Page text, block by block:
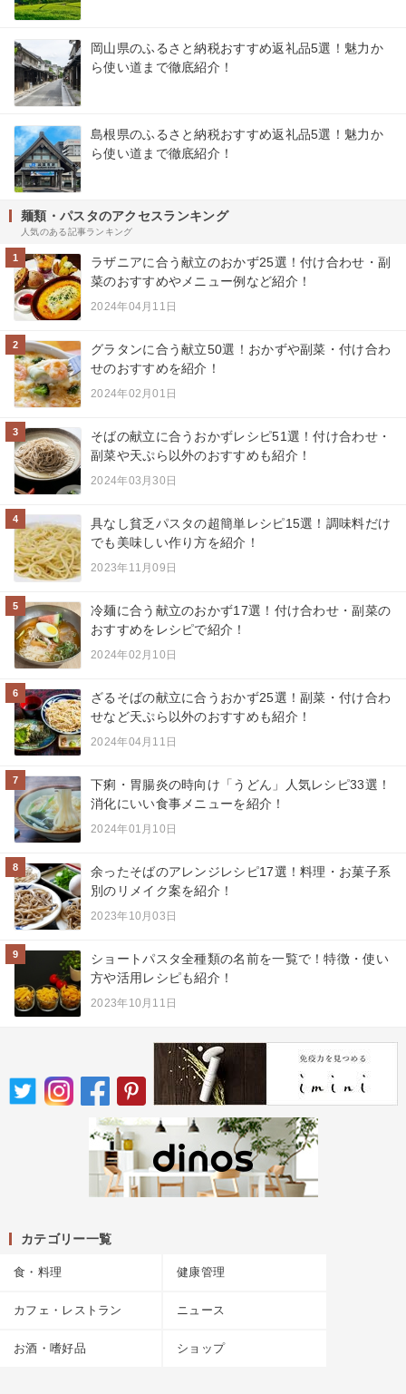
岡山県のふるさと納税おすすめ返礼品5選！魅力か
ら使い道まで徹底紹介！
島根県のふるさと納税おすすめ返礼品5選！魅力か
ら使い道まで徹底紹介！
麺類・パスタのアクセスランキング
人気のある記事ランキング
1
ラザニアに合う献立のおかず25選！付け合わせ・副
菜のおすすめやメニュー例など紹介！
2024年04月11日
2
グラタンに合う献立50選！おかずや副菜・付け合わ
せのおすすめを紹介！
2024年02月01日
3
そばの献立に合うおかずレシピ51選！付け合わせ・
副菜や天ぷら以外のおすすめも紹介！
2024年03月30日
4
具なし貧乏パスタの超簡単レシピ15選！調味料だけ
でも美味しい作り方を紹介！
2023年11月09日
5
冷麺に合う献立のおかず17選！付け合わせ・副菜の
おすすめをレシピで紹介！
2024年02月10日
6
ざるそばの献立に合うおかず25選！副菜・付け合わ
せなど天ぷら以外のおすすめも紹介！
2024年04月11日
7
下痢・胃腸炎の時向け「うどん」人気レシピ33選！
消化にいい食事メニューを紹介！
2024年01月10日
8
余ったそばのアレンジレシピ17選！料理・お菓子系
別のリメイク案を紹介！
2023年10月03日
9
ショートパスタ全種類の名前を一覧で！特徴・使い
方や活用レシピも紹介！
2023年10月11日
カテゴリー一覧
食・料理 健康管理
カフェ・レストラン ニュース
お酒・嗜好品 ショップ